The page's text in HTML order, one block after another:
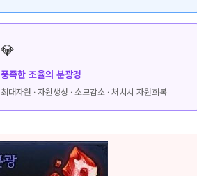
💎
풍족한 조율의 분광경
최대자원 · 자원생성 · 소모감소 · 처치시 자원회복